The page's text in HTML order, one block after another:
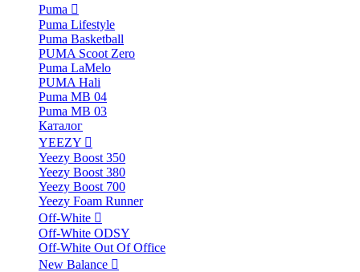
Puma
Puma Lifestyle
Puma Basketball
PUMA Scoot Zero
Puma LaMelo
PUMA Hali
Puma MB 04
Puma MB 03
Каталог
YEEZY
Yeezy Boost 350
Yeezy Boost 380
Yeezy Boost 700
Yeezy Foam Runner
Off-White
Off-White ODSY
Off-White Out Of Office
New Balance